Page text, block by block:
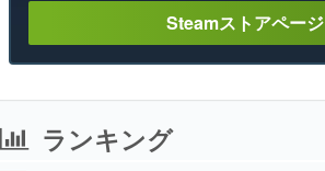
Steamストアページ
ランキング